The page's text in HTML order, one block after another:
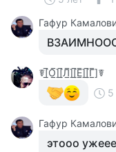
Гафур
☤[̲̅О̲̅][̲̅Л̲̅][̲̅Е̲̅][̲̅Г̲̅]☤
5
Гафур
этооо